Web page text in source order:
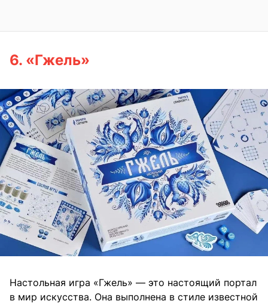
6. «Гжель»
Настольная игра «Гжель» — это настоящий портал
в мир искусства. Она выполнена в стиле известной